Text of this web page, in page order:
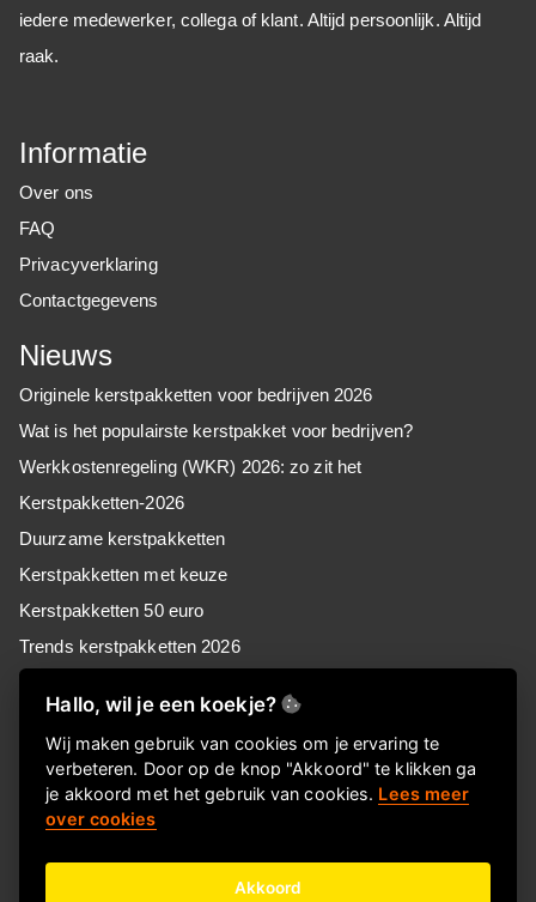
iedere medewerker, collega of klant. Altijd persoonlijk. Altijd
raak.
Informatie
Over ons
FAQ
Privacyverklaring
Contactgegevens
Nieuws
Originele kerstpakketten voor bedrijven 2026
Wat is het populairste kerstpakket voor bedrijven?
Werkkostenregeling (WKR) 2026: zo zit het
Kerstpakketten-2026
Duurzame kerstpakketten
Kerstpakketten met keuze
Kerstpakketten 50 euro
Trends kerstpakketten 2026
Kerstpakketten voor retail
Kerstpakketten voor zorg
Goedkope kerstpakketten
Kerstpakket of Keuzekado, wat kies jij?
Hallo, wil je een koekje?
Wij maken gebruik van cookies om je ervaring te
verbeteren. Door op de knop "Akkoord" te klikken ga
je akkoord met het gebruik van cookies. Lees meer
over cookies
Akkoord